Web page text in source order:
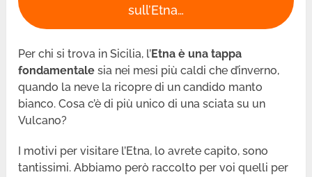
sull’Etna…
Per chi si trova in Sicilia, l’Etna è una tappa
fondamentalesia nei mesi più caldi che d’inverno,
quando la neve la ricopre di un candido manto
bianco. Cosa c’è di più unico di una sciata su un
Vulcano?
I motivi per visitare l’Etna, lo avrete capito, sono
tantissimi. Abbiamo però raccolto per voi quelli per